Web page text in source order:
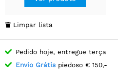
 Limpar lista
Pedido hoje, entregue terça
Envio Grátis piedoso € 150,-